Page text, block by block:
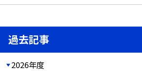
過去記事
2026年度